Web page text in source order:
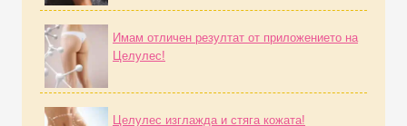
Имам отличен резултат от приложението на
Целулес!
Целулес изглажда и стяга кожата!